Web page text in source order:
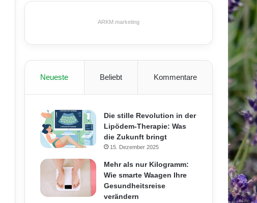
ARKM.marketing
Neueste Beliebt Kommentare
Die stille Revolution in der
Lipödem-Therapie: Was
die Zukunft bringt
15. Dezember 2025
Mehr als nur Kilogramm:
Wie smarte Waagen Ihre
Gesundheitsreise
verändern